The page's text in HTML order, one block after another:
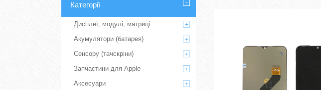
Категорії
Дисплеї, модулі, матриці
Акумулятори (батарея)
Сенсору (тачскріни)
Запчастини для Apple
Аксесуари